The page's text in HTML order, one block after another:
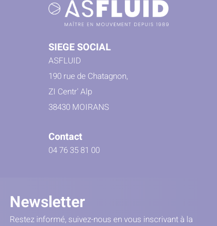
SIEGE SOCIAL
ASFLUID
190 rue de Chatagnon,
ZI Centr' Alp
38430 MOIRANS
Contact
04 76 35 81 00
Newsletter
Restez informé, suivez-nous en vous inscrivant à la